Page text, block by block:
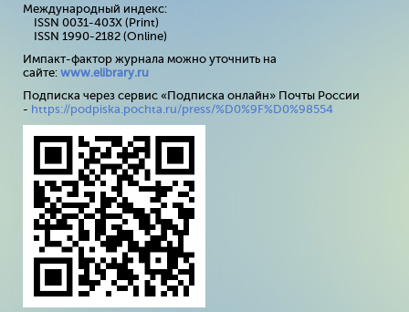
Международный индекс:
ISSN 0031-403X (Print)
ISSN 1990-2182 (Online)
Импакт-фактор журнала можно уточнить на
сайте: www.elibrary.ru
Подписка через сервис «Подписка онлайн» Почты России
- https://podpiska.pochta.ru/press/%D0%9F%D0%98554